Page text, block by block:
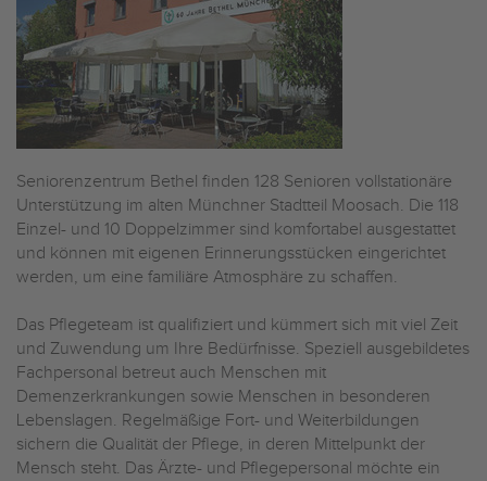
Seniorenzentrum Bethel finden 128 Senioren vollstationäre
Unterstützung im alten Münchner Stadtteil Moosach. Die 118
Einzel- und 10 Doppelzimmer sind komfortabel ausgestattet
und können mit eigenen Erinnerungsstücken eingerichtet
werden, um eine familiäre Atmosphäre zu schaffen.
Das Pflegeteam ist qualifiziert und kümmert sich mit viel Zeit
und Zuwendung um Ihre Bedürfnisse. Speziell ausgebildetes
Fachpersonal betreut auch Menschen mit
Demenzerkrankungen sowie Menschen in besonderen
Lebenslagen. Regelmäßige Fort- und Weiterbildungen
sichern die Qualität der Pflege, in deren Mittelpunkt der
Mensch steht. Das Ärzte- und Pflegepersonal möchte ein